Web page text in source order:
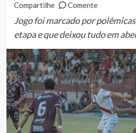
Compartilhe
Comente
Jogo foi marcado por
etapa e que deixou tudo em